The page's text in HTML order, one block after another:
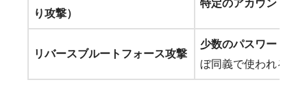
り攻撃）
特定のアカウント
リバースブルートフォース攻撃
少数のパスワード
ぼ同義で使われるこ